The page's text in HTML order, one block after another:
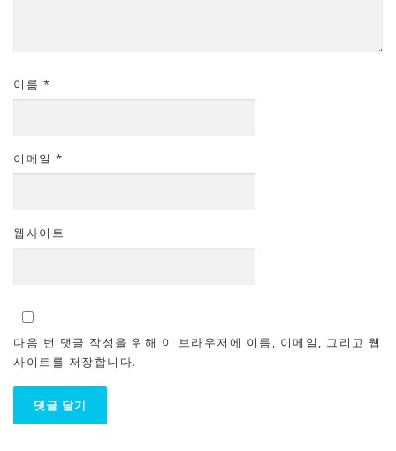
이름 *
이메일 *
웹사이트
다음 번 댓글 작성을 위해 이 브라우저에 이름, 이메일, 그리고 웹
사이트를 저장합니다.